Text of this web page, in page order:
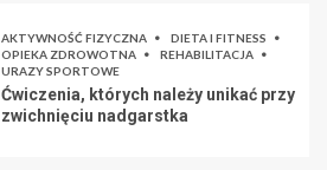
AKTYWNOŚĆ FIZYCZNA
DIETA I FITNESS
OPIEKA ZDROWOTNA
REHABILITACJA
URAZY SPORTOWE
Ćwiczenia, których należy unikać przy
zwichnięciu nadgarstka